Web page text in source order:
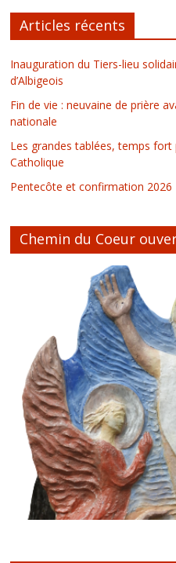
Articles récents
Inauguration du Tiers-lieu
d’Albigeois
Fin de vie : neuvaine de prière
nationale
Les grandes tablées, temps fort
Catholique
Pentecôte et confirmation 2026
Chemin du Coeur